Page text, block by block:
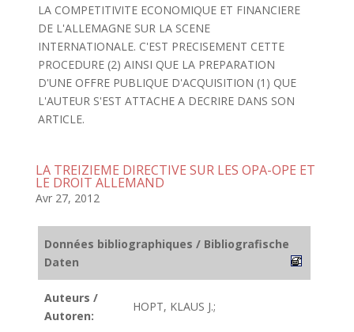
LA COMPETITIVITE ECONOMIQUE ET FINANCIERE
DE L'ALLEMAGNE SUR LA SCENE
INTERNATIONALE. C'EST PRECISEMENT CETTE
PROCEDURE (2) AINSI QUE LA PREPARATION
D'UNE OFFRE PUBLIQUE D'ACQUISITION (1) QUE
L'AUTEUR S'EST ATTACHE A DECRIRE DANS SON
ARTICLE.
LA TREIZIEME DIRECTIVE SUR LES OPA-OPE ET
LE DROIT ALLEMAND
Avr 27, 2012
Données bibliographiques / Bibliografische
Daten
Auteurs /
Autoren:
HOPT, KLAUS J.;